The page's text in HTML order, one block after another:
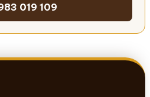
019 109